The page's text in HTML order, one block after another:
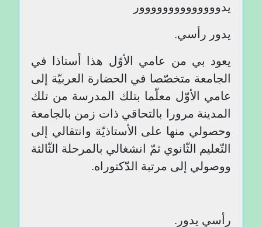
يدوووووووووووووور
يدور رأسي.
يعود بي من عامي الأوّل هذا أستاذا في
الجامعة متخصّصا في الحضارة العربيّة إلى
عامي الأوّل معلّما بتلك المدرسة من تلك
المدينة مرورا بالتحاقي ذات زمن بالجامعة
وحصولي منها على الأستاذيّة وانتقالي إلى
التّعليم الثّانوي ثمّ انشغالي بالمرحلة الثّالثة
ووصولي إلى مرتبة الدّكتوراه.
رأسي يدور.